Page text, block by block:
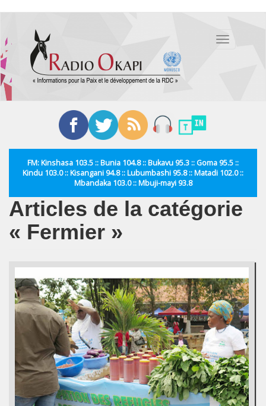
contenu
principal
Toggle
FM: Kinshasa 103.5 :: Bunia 104.8 :: Bukavu 95.3 :: Goma 95.5 ::
Kindu 103.0 :: Kisangani 94.8 :: Lubumbashi 95.8 :: Matadi 102.0 ::
Mbandaka 103.0 :: Mbuji-mayi 93.8
Articles de la catégorie
« Fermier »